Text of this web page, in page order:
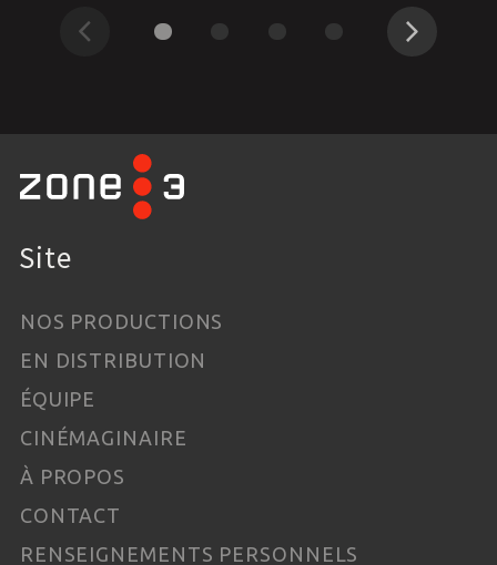
Précédent Suivant
Site
NOS PRODUCTIONS
EN DISTRIBUTION
ÉQUIPE
CINÉMAGINAIRE
À PROPOS
CONTACT
RENSEIGNEMENTS PERSONNELS